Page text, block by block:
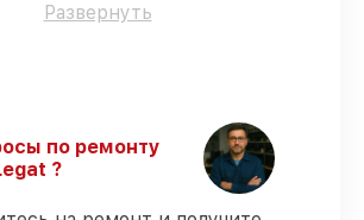
серьезную проверку знаний и
гарантия
– на все ремонт
для тепловизоров Legat
официальное
Развернуть
по ремонту
?